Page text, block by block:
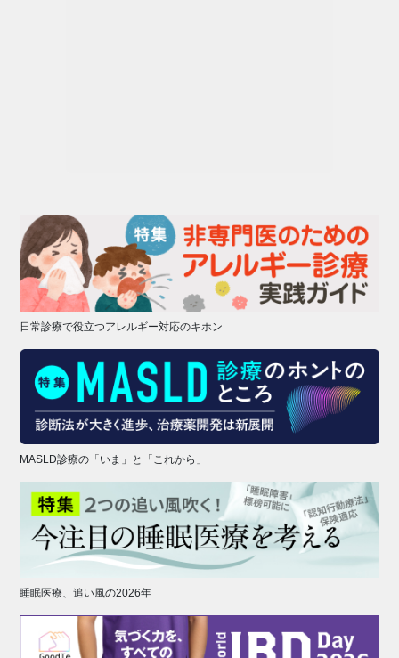
日常診療で役立つアレルギー対応のキホン
MASLD診療の「いま」と「これから」
睡眠医療、追い風の2026年